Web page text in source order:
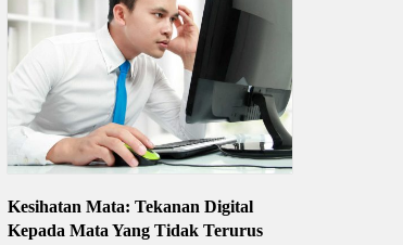
Kesihatan Mata: Tekanan Digital
Kepada Mata Yang Tidak Terurus